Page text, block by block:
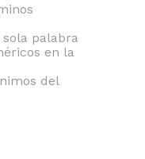
palabra
en la
del